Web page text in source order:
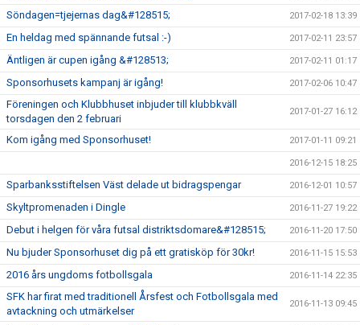
Söndagen=tjejernas dag&#128515; 2017-02-18 13:39
En heldag med spännande futsal :-) 2017-02-11 23:57
Äntligen är cupen igång &#128513; 2017-02-11 01:17
Sponsorhusets kampanj är igång! 2017-02-06 10:47
Föreningen och Klubbhuset inbjuder till klubbkväll
torsdagen den 2 februari
2017-01-27 16:12
Kom igång med Sponsorhuset! 2017-01-11 09:21
2016-12-15 18:25
Sparbanksstiftelsen Väst delade ut bidragspengar 2016-12-01 10:57
Skyltpromenaden i Dingle 2016-11-27 19:22
Debut i helgen för våra futsal distriktsdomare&#128515; 2016-11-20 17:50
Nu bjuder Sponsorhuset dig på ett gratisköp för 30kr! 2016-11-15 15:53
2016 års ungdoms fotbollsgala 2016-11-14 22:35
SFK har firat med traditionell Årsfest och Fotbollsgala med
avtackning och utmärkelser
2016-11-13 09:45